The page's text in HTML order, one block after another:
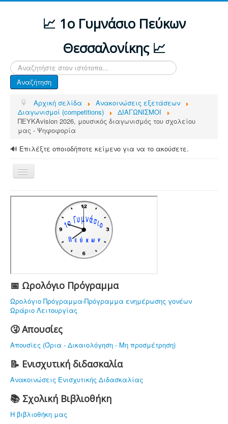
📈 1ο Γυμνάσιο Πεύκων
Θεσσαλονίκης 📈
Αναζήτηση...
Αναζήτηση
Αρχική σελίδα
Ανακοινώσεις εξετάσεων
Διαγωνισμοί (competitions)
ΔΙΑΓΩΝΙΣΜΟΙ
ΠΕΥΚΑvision 2026, μουσικός διαγωνισμός του σχολείου
μας - Ψηφοφορία
🔊 Επιλέξτε οποιοδήποτε κείμενο για να το ακούσετε.
Εναλλαγή
πλοήγησης
ΑΡΧΙΚΗ
ΔΙΑΦΟΡΕΣ ΑΝΑΚΟΙΝΩΣΕΙΣ
ΤΟ ΣΧΟΛΕΙΟ ΜΑΣ
ΔΡΑΣΤΗΡΙΟΤΗΤΕΣ
ΝΟΜΟΘΕΣΙΑ
ΕΠΙΚΟΙΝΩΝΙΑ
📅 Ωρολόγιο Πρόγραμμα
Ωρολόγιο Πρόγραμμα-Πρόγραμμα ενημέρωσης γονέων
Ωράριο Λειτουργίας
🤧 Απουσίες
Απουσίες (Όρια - Δικαιολόγηση - Μη προσμέτρηση)
📝 Ενισχυτική διδασκαλία
Ανακοινώσεις Ενισχυτικής Διδασκαλίας
📚 Σχολική Βιβλιοθήκη
Η βιβλιοθήκη μας